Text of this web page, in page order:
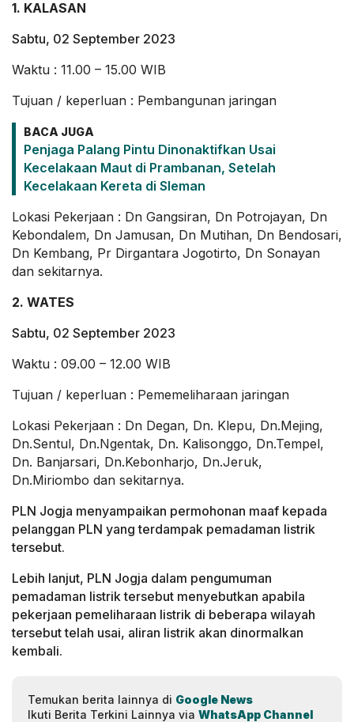
1. KALASAN
Sabtu, 02 September 2023
Waktu : 11.00 – 15.00 WIB
Tujuan / keperluan : Pembangunan jaringan
BACA JUGA
Penjaga Palang Pintu Dinonaktifkan Usai
Kecelakaan Maut di Prambanan, Setelah
Kecelakaan Kereta di Sleman
Lokasi Pekerjaan : Dn Gangsiran, Dn Potrojayan, Dn
Kebondalem, Dn Jamusan, Dn Mutihan, Dn Bendosari,
Dn Kembang, Pr Dirgantara Jogotirto, Dn Sonayan
dan sekitarnya.
2. WATES
Sabtu, 02 September 2023
Waktu : 09.00 – 12.00 WIB
Tujuan / keperluan : Pememeliharaan jaringan
Lokasi Pekerjaan : Dn Degan, Dn. Klepu, Dn.Mejing,
Dn.Sentul, Dn.Ngentak, Dn. Kalisonggo, Dn.Tempel,
Dn. Banjarsari, Dn.Kebonharjo, Dn.Jeruk,
Dn.Miriombo dan sekitarnya.
PLN Jogja menyampaikan permohonan maaf kepada
pelanggan PLN yang terdampak pemadaman listrik
tersebut.
Lebih lanjut, PLN Jogja dalam pengumuman
pemadaman listrik tersebut menyebutkan apabila
pekerjaan pemeliharaan listrik di beberapa wilayah
tersebut telah usai, aliran listrik akan dinormalkan
kembali.
Temukan berita lainnya di Google News
Ikuti Berita Terkini Lainnya via WhatsApp Channel